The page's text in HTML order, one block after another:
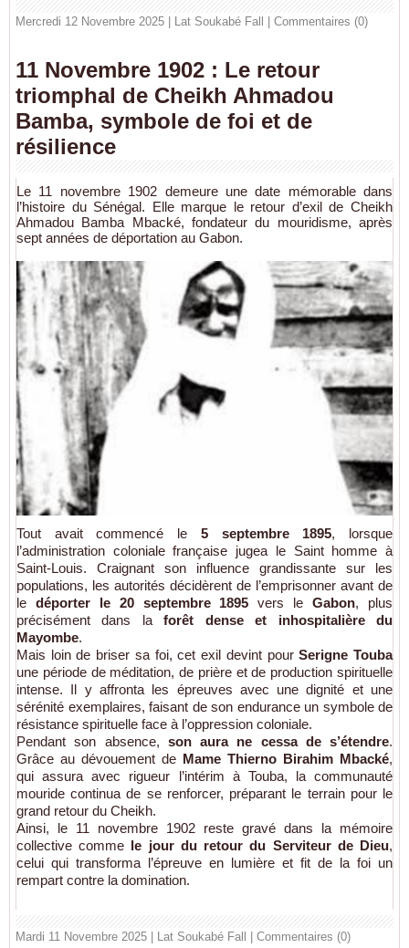
Mercredi 12 Novembre 2025 | Lat Soukabé Fall | Commentaires (0)
11 Novembre 1902 : Le retour
triomphal de Cheikh Ahmadou
Bamba, symbole de foi et de
résilience
Le 11 novembre 1902 demeure une date mémorable dans
l’histoire du Sénégal. Elle marque le retour d’exil de Cheikh
Ahmadou Bamba Mbacké, fondateur du mouridisme, après
sept années de déportation au Gabon.
Tout avait commencé le 5 septembre 1895, lorsque
l’administration coloniale française jugea le Saint homme à
Saint-Louis. Craignant son influence grandissante sur les
populations, les autorités décidèrent de l’emprisonner avant de
le déporter le 20 septembre 1895 vers leGabon, plus
précisément dans laforêt dense et inhospitalière du
Mayombe.
Mais loin de briser sa foi, cet exil devint pourSerigne Touba
une période de méditation, de prière et de production spirituelle
intense. Il y affronta les épreuves avec une dignité et une
sérénité exemplaires, faisant de son endurance un symbole de
résistance spirituelle face à l’oppression coloniale.
Pendant son absence, son aura ne cessa de s’étendre.
Grâce au dévouement de Mame Thierno Birahim Mbacké,
qui assura avec rigueur l’intérim à Touba, la communauté
mouride continua de se renforcer, préparant le terrain pour le
grand retour du Cheikh.
Ainsi, le 11 novembre 1902 reste gravé dans la mémoire
collective comme le jour du retour du Serviteur de Dieu,
celui qui transforma l’épreuve en lumière et fit de la foi un
rempart contre la domination.
Mardi 11 Novembre 2025 | Lat Soukabé Fall | Commentaires (0)